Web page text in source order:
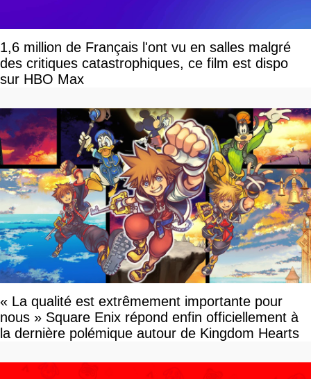
1,6 million de Français l'ont vu en salles malgré
des critiques catastrophiques, ce film est dispo
sur HBO Max
« La qualité est extrêmement importante pour
nous » Square Enix répond enfin officiellement à
la dernière polémique autour de Kingdom Hearts